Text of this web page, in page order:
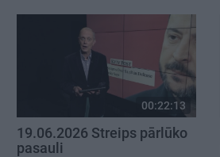
00:22:13
19.06.2026 Streips pārlūko
pasauli